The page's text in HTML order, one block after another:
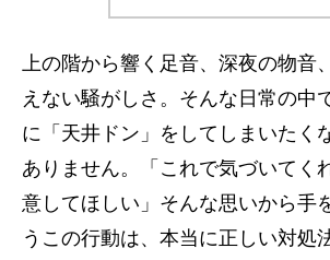
上の階から響く足音、深夜の物音
えない騒がしさ。そんな日常の中
に「天井ドン」をしてしまいたく
ありません。「これで気づいてく
意してほしい」そんな思いから手
うこの行動は、本当に正しい対処